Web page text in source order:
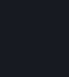
W przypadku
okres
cykliczne z
(„Subskrypcje z
korzystanie z
Użytkownik
upoważniona
Portfela Steam,
płatności za
podmiotu